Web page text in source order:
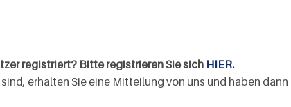
registriert? Bitte registrieren Sie sich HIER.
erhalten Sie eine Mitteilung von uns und haben